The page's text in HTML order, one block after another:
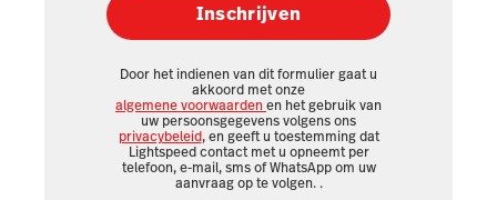
Inschrijven
Door het indienen van dit formulier gaat u
akkoord met onze
algemene voorwaardenen het gebruik van
uw persoonsgegevens volgens ons
privacybeleid, en geeft u toestemming dat
Lightspeed contact met u opneemt per
telefoon, e-mail, sms of WhatsApp om uw
aanvraag op te volgen. .